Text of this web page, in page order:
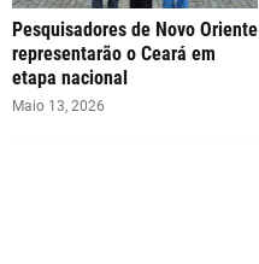
Pesquisadores de Novo Oriente
representarão o Ceará em
etapa nacional
Maio 13, 2026